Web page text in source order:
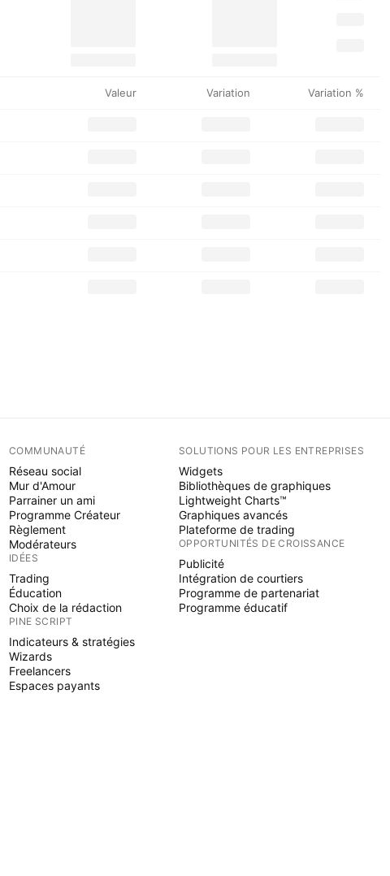
Valeur Variation Variation %
COMMUNAUTÉ
Réseau social
Mur d'Amour
Parrainer un ami
Programme Créateur
Règlement
Modérateurs
IDÉES
Trading
Éducation
Choix de la rédaction
PINE SCRIPT
Indicateurs & stratégies
Wizards
Freelancers
Espaces payants
SOLUTIONS POUR LES ENTREPRISES
Widgets
Bibliothèques de graphiques
Lightweight Charts™
Graphiques avancés
Plateforme de trading
OPPORTUNITÉS DE CROISSANCE
Publicité
Intégration de courtiers
Programme de partenariat
Programme éducatif